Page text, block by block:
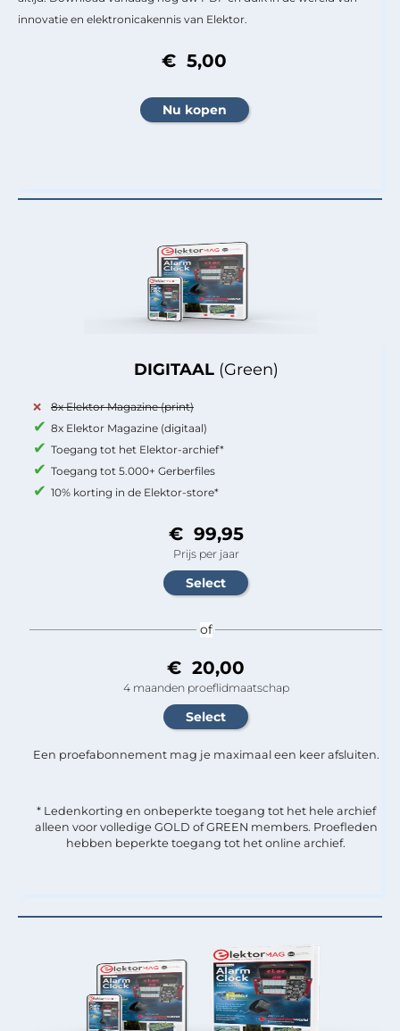
DIGITAAL (Green)
8x Elektor Magazine (print)
8x Elektor Magazine (digitaal)
Toegang tot het Elektor-archief*
Toegang tot 5.000+ Gerberfiles
10% korting in de Elektor-store*
€ 99,95
Prijs per jaar
of
€ 20,00
4 maanden proeflidmaatschap
Een proefabonnement mag je maximaal een keer afsluiten.
* Ledenkorting en onbeperkte toegang tot het hele archief
alleen voor volledige GOLD of GREEN members. Proefleden
hebben beperkte toegang tot het online archief.
innovatie en elektronicakennis van Elektor.
€ 5,00